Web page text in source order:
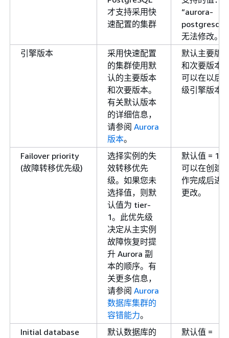
才支持采用快
速配置的集群
“aurora-
postgresql”
无法修改。
引擎版本
采用快速配置
的集群使用默
认的主要版本
和次要版本。
有关默认版本
的详细信息，
请参阅 Aurora
版本。
默认主要版
和次要版本
可以在以后
级引擎版本
Failover priority
(故障转移优先级)
选择实例的失
效转移优先
级。如果您未
选择值，则默
认值为 tier-
1。此优先级
决定从主实例
故障恢复时提
升 Aurora 副
本的顺序。有
关更多信息，
请参阅 Aurora
数据库集群的
容错能力。
默认值 = 1。
可以在创建
作完成后进
更改。
Initial database
默认数据库的
默认值 =